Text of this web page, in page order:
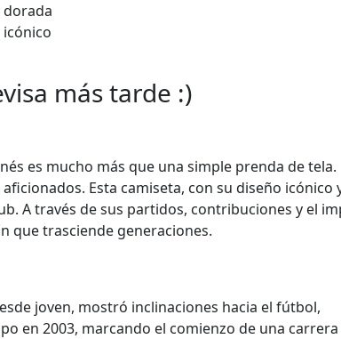
dorada
más tarde :)
es mucho más que una simple prenda de tela.
Esta camiseta, con su diseño icónico
A través de sus partidos, contribuciones y el
que trasciende generaciones.
joven, mostró inclinaciones hacia el fútbol,
en 2003, marcando el comienzo de una